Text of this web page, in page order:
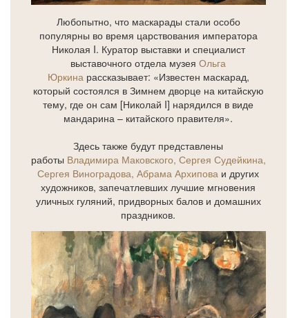
Любопытно, что маскарады стали особо
популярны во время царствования императора
Николая I. Куратор выставки и специалист
выставочного отдела музеяОльга
Юркина рассказывает: «Известен маскарад,
который состоялся в Зимнем дворце на китайскую
тему, где он сам [Николай I] нарядился в виде
мандарина – китайского правителя».
Здесь также будут представлены
работы Владимира Маковского, Сергея Судейкина,
Сергея Виноградова, Абрама Архипова и других
художников, запечатлевших лучшие мгновения
уличных гуляний, придворных балов и домашних
праздников.